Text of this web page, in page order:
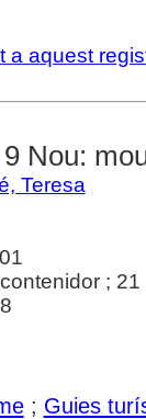
a aquest
Nou:
Teresa
; 21
; Guies